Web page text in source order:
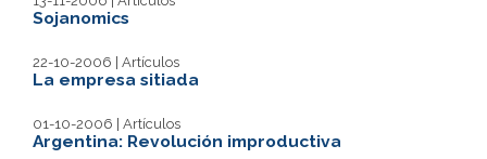
Sojanomics
22-10-2006 | Artículos
La empresa sitiada
01-10-2006 | Artículos
Argentina: Revolución improductiva